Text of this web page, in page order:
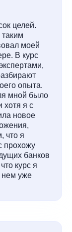
целей.
таким
моей
В курс
опыта.
мной было
хотя я с
новое
что я
прохожу
банков
курс я
нем уже